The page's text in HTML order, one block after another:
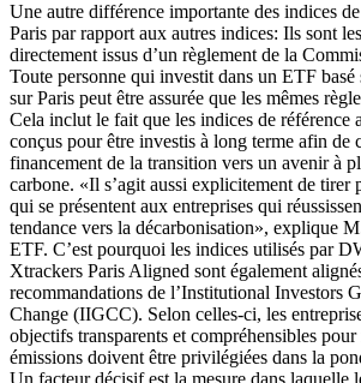
Une autre différence importante des indices
Paris par rapport aux autres indices: Ils sont
directement issus d’un règlement de la
Toute personne qui investit dans un ETF
sur Paris peut être assurée que les mêmes
Cela inclut le fait que les indices de référence
conçus pour être investis à long terme afin de
financement de la transition vers un avenir à
carbone. «Il s’agit aussi explicitement de tirer
qui se présentent aux entreprises qui
tendance vers la décarbonisation», explique
ETF. C’est pourquoi les indices utilisés par
Xtrackers Paris Aligned sont également
recommandations de l’Institutional Investors
Change (IIGCC). Selon celles-ci, les
objectifs transparents et compréhensibles
émissions doivent être privilégiées dans la
Un facteur décisif est la mesure dans laquelle